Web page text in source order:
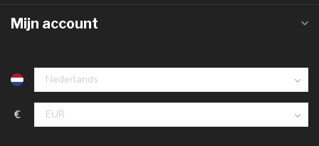
Mijn account
€